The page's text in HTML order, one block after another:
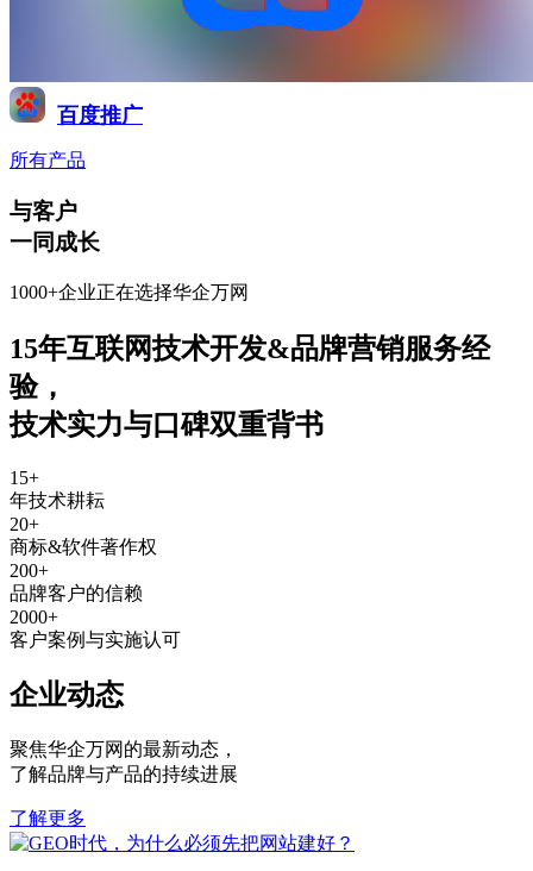
百度推广
所有产品
与客户
一同成长
1000+企业正在选择华企万网
15年互联网技术开发&品牌营销服务经
验，
技术实力与口碑双重背书
15+
年技术耕耘
20+
商标&软件著作权
200+
品牌客户的信赖
2000+
客户案例与实施认可
企业动态
聚焦华企万网的最新动态 ，
了解品牌与产品的持续进展
了解更多